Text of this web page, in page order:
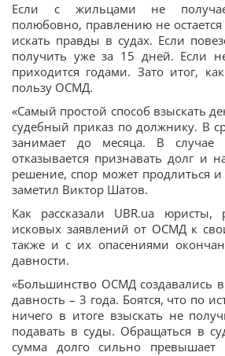
Если с жильцами не
полюбовно, правлению не остается
искать правды в судах. Если
получить уже за 15 дней. Если
приходится годами. Зато итог,
пользу ОСМД.
«Самый простой способ взыскать
судебный приказ по должнику. В
занимает до месяца. В
отказывается признавать долг и
решение, спор может продлиться
заметил Виктор Шатов.
Как рассказали UBR.ua юристы,
исковых заявлений от ОСМД к
также и с их опасениями
давности.
«Большинство ОСМД создавались
давность – 3 года. Боятся, что по
ничего в итоге взыскать не
подавать в суды. Обращаться в
сумма долго сильно превышает